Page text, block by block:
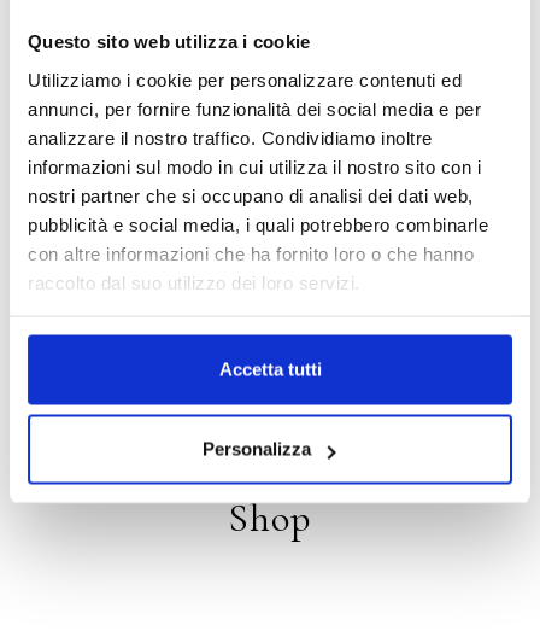
Questo sito web utilizza i cookie
Utilizziamo i cookie per personalizzare contenuti ed
annunci, per fornire funzionalità dei social media e per
analizzare il nostro traffico. Condividiamo inoltre
informazioni sul modo in cui utilizza il nostro sito con i
nostri partner che si occupano di analisi dei dati web,
pubblicità e social media, i quali potrebbero combinarle
con altre informazioni che ha fornito loro o che hanno
raccolto dal suo utilizzo dei loro servizi.
Accetta tutti
Personalizza
TYPOLOGY
Experiences
VISITS AND TASTINGS
HOSPITALITY
Distribution
Shop